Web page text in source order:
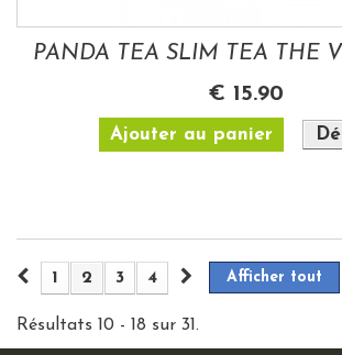
€ 15.90
Ajouter au panier
Afficher tout
1 2 3 4
Résultats 10 - 18 sur 31.